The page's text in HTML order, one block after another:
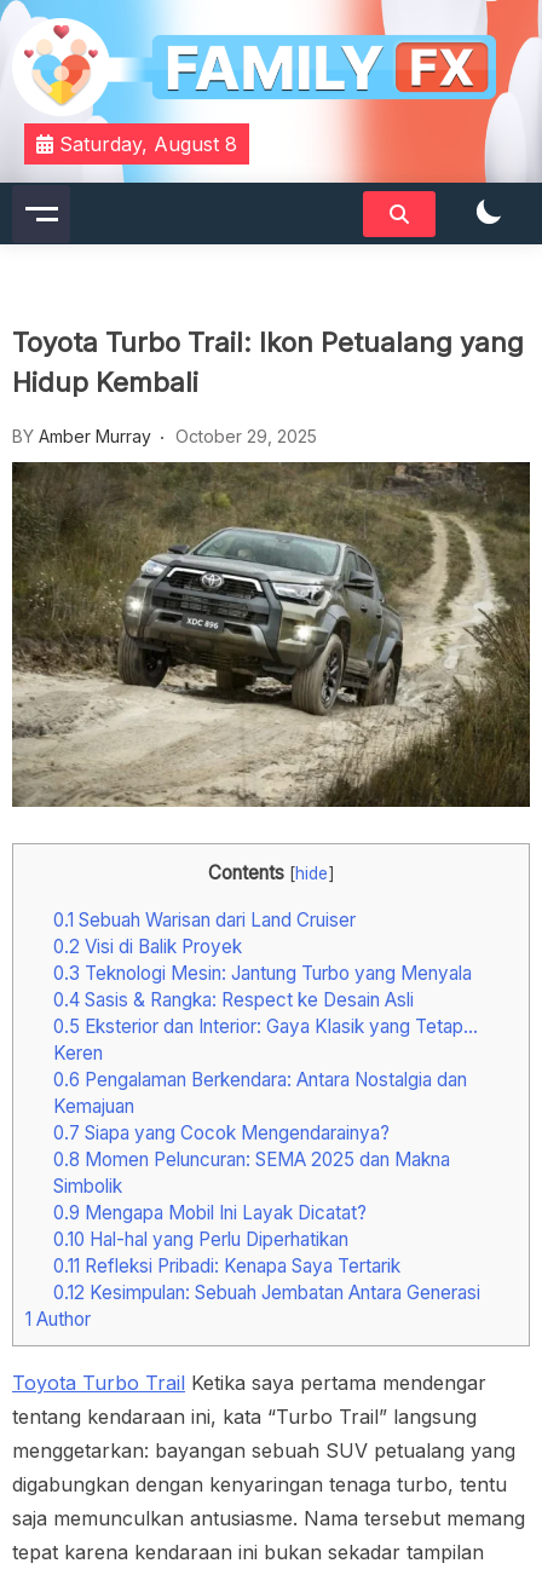
Skip
content
Familyfx
Your Daily Dose of Family Wisdom
Saturday, August 8
Toyota Turbo Trail: Ikon Petualang yang
Hidup Kembali
BY Amber Murray October 29, 2025
Contents [hide]
0.1 Sebuah Warisan dari Land Cruiser
0.2 Visi di Balik Proyek
0.3 Teknologi Mesin: Jantung Turbo yang Menyala
0.4Sasis & Rangka: Respect ke Desain Asli
0.5 Eksterior dan Interior: Gaya Klasik yang Tetap…
Keren
0.6 Pengalaman Berkendara: Antara Nostalgia dan
Kemajuan
0.7 Siapa yang Cocok Mengendarainya?
0.8 Momen Peluncuran: SEMA 2025 dan Makna
Simbolik
0.9 Mengapa Mobil Ini Layak Dicatat?
0.10 Hal-hal yang Perlu Diperhatikan
0.11 Refleksi Pribadi: Kenapa Saya Tertarik
0.12 Kesimpulan: Sebuah Jembatan Antara Generasi
1 Author
Toyota Turbo Trail Ketika saya pertama mendengar
tentang kendaraan ini, kata “Turbo Trail” langsung
menggetarkan: bayangan sebuah SUV petualang yang
digabungkan dengan kenyaringan tenaga turbo, tentu
saja memunculkan antusiasme. Nama tersebut memang
tepat karena kendaraan ini bukan sekadar tampilan